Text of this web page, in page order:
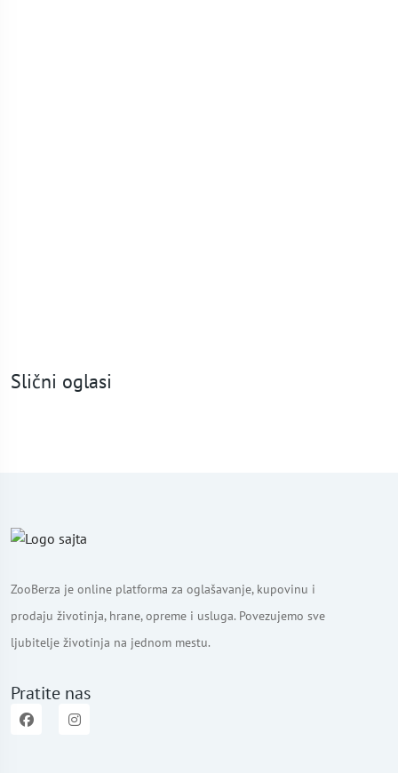
Slični oglasi
ZooBerza je online platforma za oglašavanje, kupovinu i
prodaju životinja, hrane, opreme i usluga. Povezujemo sve
ljubitelje životinja na jednom mestu.
Pratite nas